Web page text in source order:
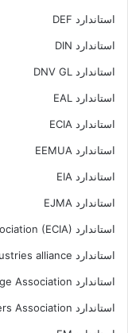
استاندارد DEF
استاندارد DIN
استاندارد DNV GL
استاندارد EAL
استاندارد ECIA
استاندارد EEMUA
استاندارد EIA
استاندارد EJMA
استاندارد Electronic Components Industry Association (ECIA)
استاندارد Electronic industries alliance
استاندارد Electrostatic Discharge Association
استاندارد Expansion Joint Manufacturers Association